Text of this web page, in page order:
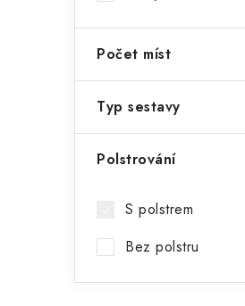
Počet míst
Typ sestavy
Polstrování
S polstrem
Bez polstru